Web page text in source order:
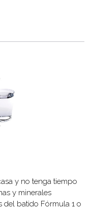
y no tenga tiempo
y minerales
del batido Fórmula 1 o